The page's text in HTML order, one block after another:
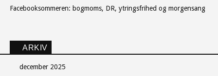
Facebooksommeren: bogmoms, DR, ytringsfrihed og morgensang
ARKIV
december 2025